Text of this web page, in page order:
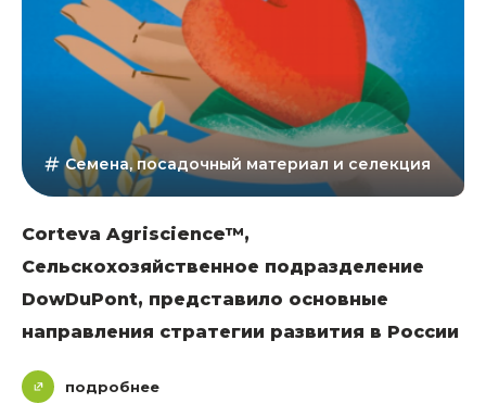
Семена, посадочный материал и селекция
Corteva Agriscience™,
Сельскохозяйственное подразделение
DowDuPont, представило основные
направления стратегии развития в России
подробнее